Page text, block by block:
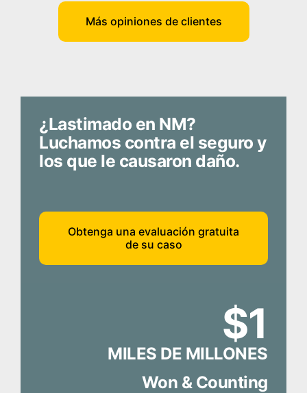
Más opiniones de clientes
¿Lastimado en NM?
Luchamos contra el seguro y
los que le causaron daño.
Obtenga una evaluación gratuita
de su caso
$1
MILES DE MILLONES
Won & Counting